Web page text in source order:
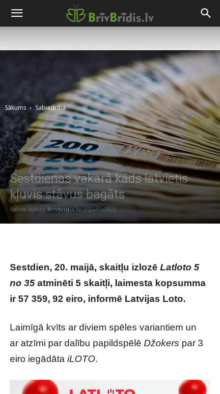
Sākums Sabiedrība
Sestdienas vakarā kāds latvietis
kļuvis stāvus bagāts
Raksta autors Brivbridis.lv - 25/05/2023
Sestdien, 20. maijā, skaitļu izlozē Latloto 5
no 35 atminēti 5 skaitļi, laimesta kopsumma
ir 57 359, 92 eiro, informē Latvijas Loto.
Laimīgā kvīts ar diviem spēles variantiem un
ar atzīmi par dalību papildspēlē Džokers par 3
eiro iegādāta iLOTO.